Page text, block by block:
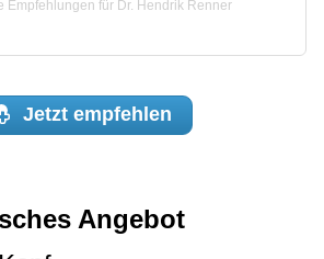
Empfehlungen für Dr. Hendrik Renner
Jetzt empfehlen
Angebot